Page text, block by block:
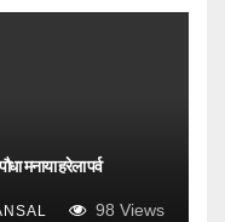
मनाया हरेला पर्व
98 Views